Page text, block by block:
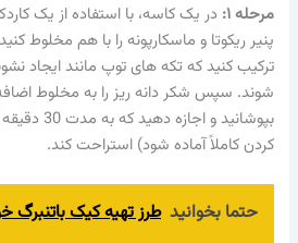
مرحله ۱: در یک کاسه، با استفاده از یک
پنیر ریکوتا و ماسکارپونه را با هم مخلوط
ترکیب کنید که تکه های توپ مانند ایجاد
شوند. سپس شکر دانه ریز را به مخلوط
بپوشانید و
کردن کاملاً آماده شود) استراحت کند.
حتما بخوانید طرز تهیه کیک باتنبرگ